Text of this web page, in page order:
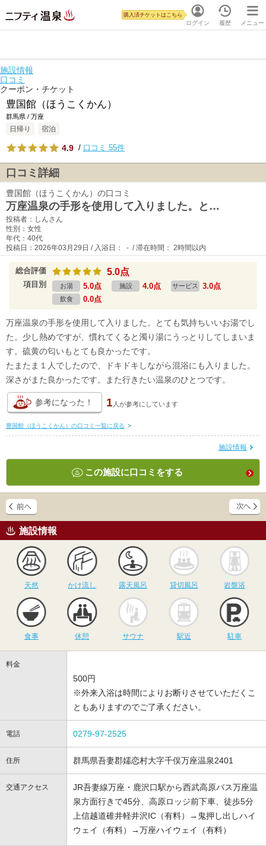
ログイン
購入済チケットはこちら
履歴 メニュー
施設情報
口コミ
クーポン・チケット
豊国館（ほうこくかん）
群馬県 / 万座
日帰り 宿泊
4.9 / 口コミ 55件
口コミ詳細
豊国館（ほうこくかん）の口コミ
万座温泉の手形を使用して入りました。と…
投稿者：しんさん
性別：女性
年代：40代
投稿日：2026年03月29日 / 入浴日： - / 滞在時間： 2時間以内
総合評価 5.0点
項目別 お湯 5.0点 施設 4.0点 サービス 3.0点
飲食 0.0点
万座温泉の手形を使用して入りました。とても気持ちいいお湯でし
た。少し熱めですが、慣れてくると濁り湯にうっとりしてしまいま
す。硫黄の匂いもとても良かったです。
たまたま１人でしたので、ドキドキしながら混浴にも入りました。
深さがまた良かったです。また行きたい温泉のひとつです。
参考になった！ 1 人が参考にしています
豊国館（ほうこくかん）の口コミ一覧に戻る >
施設情報
この施設に口コミをする
施設情報
天然
かけ流し
かけ流し
露天風呂
露天風呂
貸切風呂
貸切風呂 岩盤浴
食事 休憩
サウナ
サウナ 駅近 駐車
料金
500円
※外来入浴は時間によりお断りさせていただくこ
ともありますのでご了承ください。
電話 0279-97-2525
住所 群馬県吾妻郡嬬恋村大字千俣万座温泉2401
交通アクセス
JR吾妻線万座・鹿沢口駅から西武高原バス万座温
泉方面行きで45分、高原ロッジ前下車、徒歩5分
上信越道碓井軽井沢IC（有料）→鬼押し出しハイ
ウェイ（有料）→万座ハイウェイ（有料）